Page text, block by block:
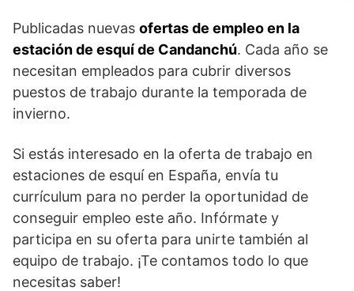
Publicadas nuevas ofertas de empleo en la
estación de esquí de Candanchú. Cada año se
necesitan empleados para cubrir diversos
puestos de trabajo durante la temporada de
invierno.
Si estás interesado en la oferta de trabajo en
estaciones de esquí en España, envía tu
currículum para no perder la oportunidad de
conseguir empleo este año. Infórmate y
participa en su oferta para unirte también al
equipo de trabajo. ¡Te contamos todo lo que
necesitas saber!